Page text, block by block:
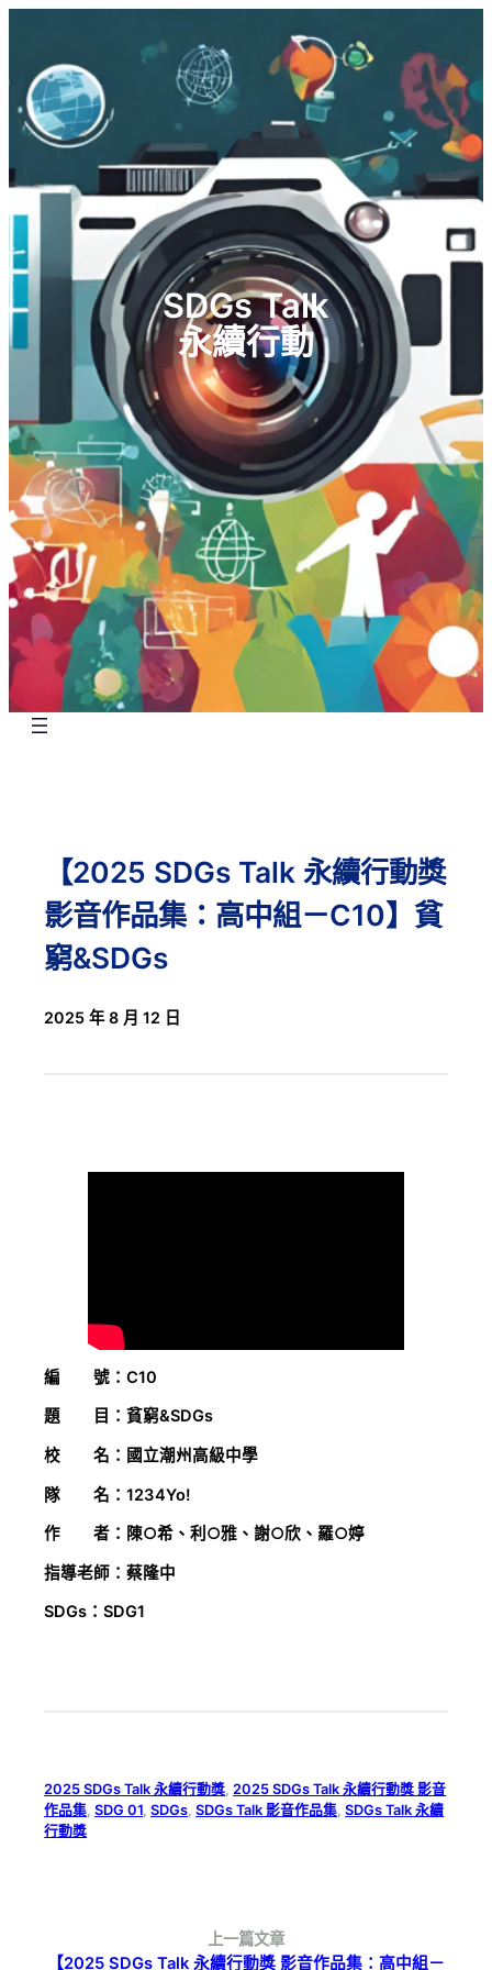
內
SDGs Talk
永續行動
【2025 SDGs Talk 永續行動獎
影音作品集：高中組－C10】貧
窮&SDGs
2025 年 8 月 12 日
編 號：C10
題 目：貧窮&SDGs
校 名：國立潮州高級中學
隊 名：1234Yo!
作 者：陳○希、利○雅、謝○欣、羅○婷
指導老師：蔡隆中
SDGs：SDG1
2025 SDGs Talk 永續行動獎 2025 SDGs Talk 永續行動獎 影音
作品集 , SDG 01 , SDGs , SDGs Talk 影音作品集 , SDGs Talk 永續
行動獎
上一篇文章
【2025 SDGs Talk 永續行動獎 影音作品集：高中組－